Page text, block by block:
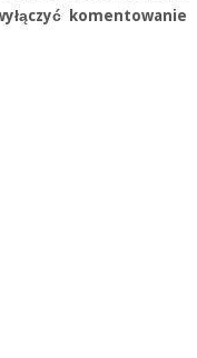
komentowanie